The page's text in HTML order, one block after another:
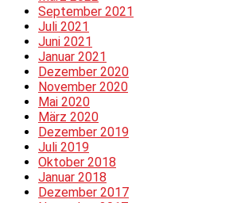
September 2021
Juli 2021
Juni 2021
Januar 2021
Dezember 2020
November 2020
Mai 2020
März 2020
Dezember 2019
Juli 2019
Oktober 2018
Januar 2018
Dezember 2017